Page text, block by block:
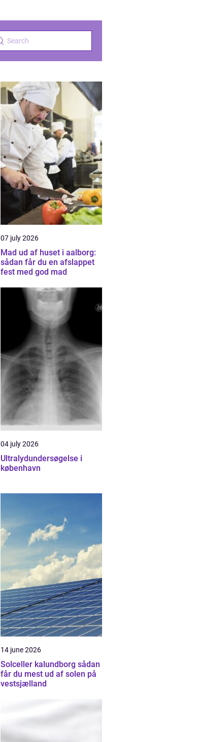
07 july 2026
Mad ud af huset i aalborg:
sådan får du en afslappet
fest med god mad
04 july 2026
Ultralydundersøgelse i
københavn
14 june 2026
Solceller kalundborg sådan
får du mest ud af solen på
vestsjælland